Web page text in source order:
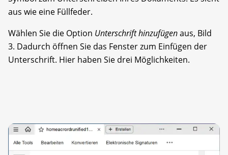
aus wie eine Füllfeder.
Wählen Sie die Option Unterschrift hinzufügenaus, Bild
3. Dadurch öffnen Sie das Fenster zum Einfügen der
Unterschrift. Hier haben Sie drei Möglichkeiten.